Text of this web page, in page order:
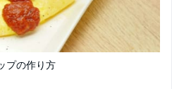
プの作り方